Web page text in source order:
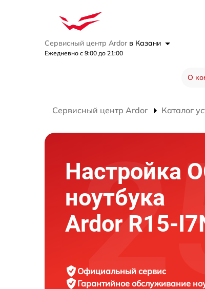
Сервисный центр Ardor в Казани
Ежедневно с 9:00 до 21:00
О
Сервисный центр Ardor Каталог
Настройка
ноутбука
Ardor R15-
Официальный сервис
Гарантийное обслуживание